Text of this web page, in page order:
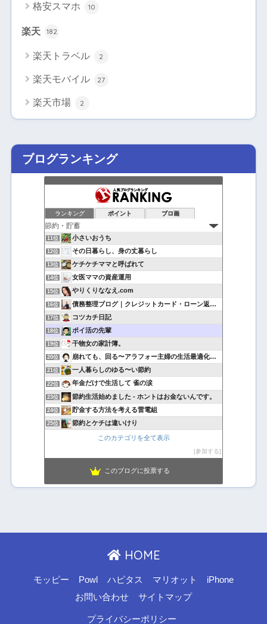
格安スマホ 10
楽天 182
楽天トラベル 2
楽天モバイル 27
楽天市場 2
ブログランキング
ランキング ポイント ブロ画
11位 小さいおうち
12位 その日暮らし、身の丈暮らし
13位 ケチケチママと呼ばれて
14位 女医ママの資産運用
15位 やりくりななえ.com
16位 債務整理ブログ｜クレジットカード・ローン返済で悩んでいる方へ
17位 コツカチ日記
18位 ポイ活の先輩
19位 干物女の家計簿。
20位 崩れても、回る〜アラフォー主婦の生活最適化日記
21位 一人暮らしのゆる〜い節約
22位 年金だけで生活して 雀の涙
23位 節約生活始めました - ホントはお金ないんです。
24位 貯金する方法を考える雷電組
25位 節約とケチは違いけり
このカテゴリを全て表示
参加する
このブログに投票する
HOME
モッピー Powl ハピタス マリオット
iPhone
お問い合わせ
サイトマップ
プライバシーポリシー